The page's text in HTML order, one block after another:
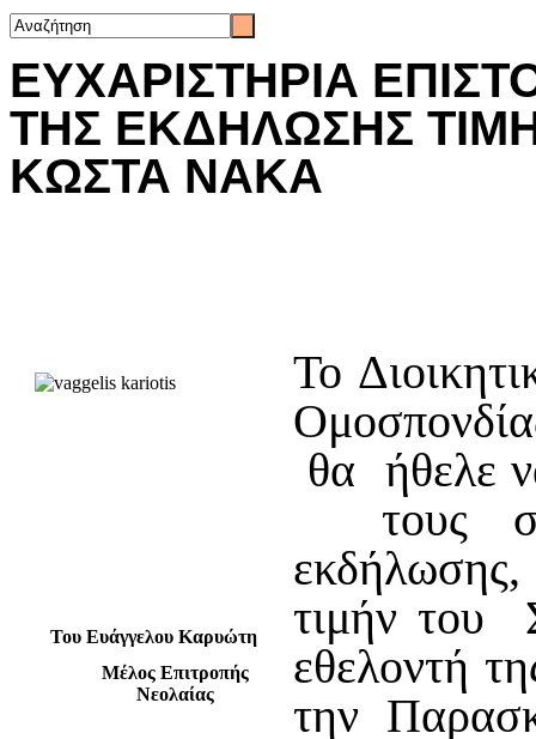
ΕΥΧΑΡΙΣΤΗΡΙΑ
ΤΗΣ ΕΚΔΗΛΩΣΗΣ
ΚΩΣΤΑ ΝΑΚΑ
Του Ευάγγελου Καρυώτη
Μέλος Επιτροπής
Νεολαίας
Το
θα ήθελε
τους
τιμήν του
εθελοντή
την